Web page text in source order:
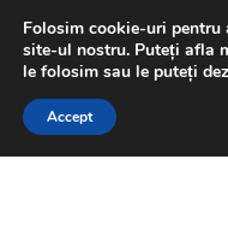
LIVRARE de la 33
luni-vineri 9 a.m.
Sari
Sari
Folosim cookie-uri pentru
site-ul nostru. Puteți afla
le folosim sau le puteți
Accept